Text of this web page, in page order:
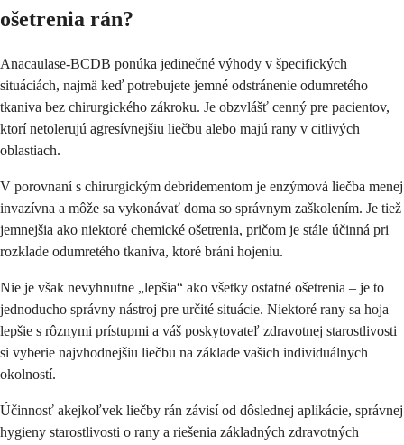
ošetrenia rán?
Anacaulase-BCDB ponúka jedinečné výhody v špecifických
situáciách, najmä keď potrebujete jemné odstránenie odumretého
tkaniva bez chirurgického zákroku. Je obzvlášť cenný pre pacientov,
ktorí netolerujú agresívnejšiu liečbu alebo majú rany v citlivých
oblastiach.
V porovnaní s chirurgickým debridementom je enzýmová liečba menej
invazívna a môže sa vykonávať doma so správnym zaškolením. Je tiež
jemnejšia ako niektoré chemické ošetrenia, pričom je stále účinná pri
rozklade odumretého tkaniva, ktoré bráni hojeniu.
Nie je však nevyhnutne „lepšia“ ako všetky ostatné ošetrenia – je to
jednoducho správny nástroj pre určité situácie. Niektoré rany sa hoja
lepšie s rôznymi prístupmi a váš poskytovateľ zdravotnej starostlivosti
si vyberie najvhodnejšiu liečbu na základe vašich individuálnych
okolností.
Účinnosť akejkoľvek liečby rán závisí od dôslednej aplikácie, správnej
hygieny starostlivosti o rany a riešenia základných zdravotných